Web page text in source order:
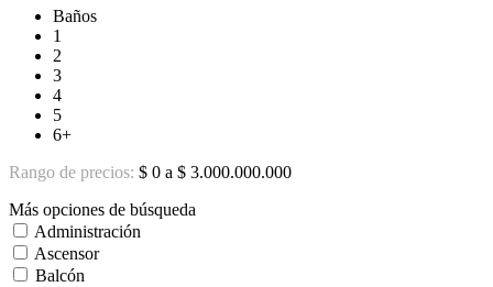
Baños
1
2
3
4
5
6+
Rango de precios: $ 0 a $ 3.000.000.000
Más opciones de búsqueda
Administración
Ascensor
Balcón